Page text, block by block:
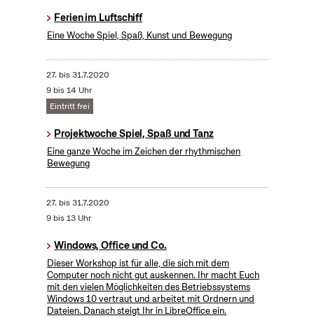
Ferien im Luftschiff
Eine Woche Spiel, Spaß, Kunst und Bewegung
27. bis31.7.2020
9 bis 14 Uhr
Eintritt frei
Projektwoche Spiel, Spaß und Tanz
Eine ganze Woche im Zeichen der rhythmischen
Bewegung
27. bis31.7.2020
9 bis 13 Uhr
Windows, Office und Co.
Dieser Workshop ist für alle, die sich mit dem
Computer noch nicht gut auskennen. Ihr macht Euch
mit den vielen Möglichkeiten des Betriebssystems
Windows 10 vertraut und arbeitet mit Ordnern und
Dateien. Danach steigt Ihr in LibreOffice ein.